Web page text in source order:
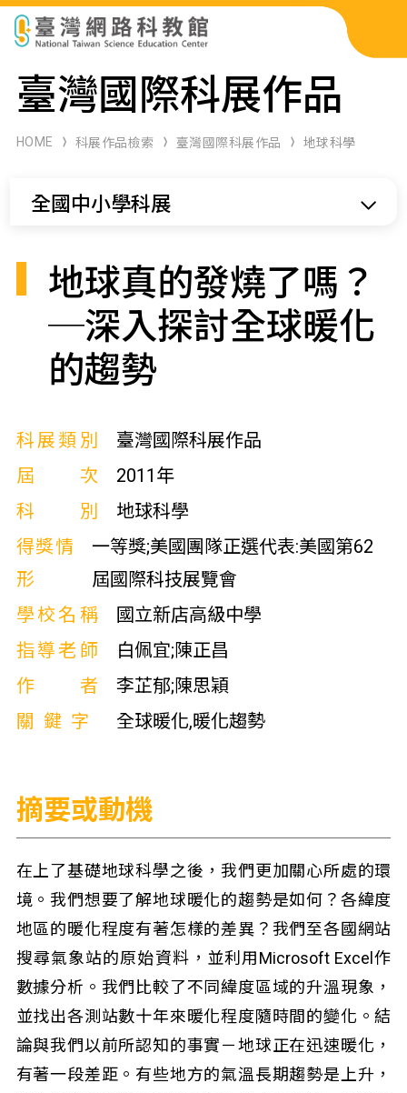
科展作品檢索
科學研習月刊
臺灣國際科展作品
HOME 科展作品檢索 臺灣國際科展作品 地球科學
全國中小學科展
地球真的發燒了嗎？
─深入探討全球暖化
的趨勢
科展類別
臺灣國際科展作品
屆次
2011年
科別
地球科學
得獎情
形
一等獎;美國團隊正選代表:美國第62
屆國際科技展覽會
學校名稱
國立新店高級中學
指導老師
白佩宜;陳正昌
作者
李芷郁;陳思穎
關鍵字
全球暖化,暖化趨勢
摘要或動機
在上了基礎地球科學之後，我們更加關心所處的環
境。我們想要了解地球暖化的趨勢是如何？各緯度
地區的暖化程度有著怎樣的差異？我們至各國網站
搜尋氣象站的原始資料，並利用Microsoft Excel作
數據分析。我們比較了不同緯度區域的升溫現象，
並找出各測站數十年來暖化程度隨時間的變化。結
論與我們以前所認知的事實－地球正在迅速暖化，
有著一段差距。有些地方的氣溫長期趨勢是上升，